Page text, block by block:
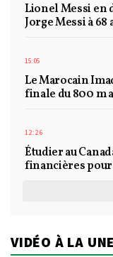
Lionel Messi en
Jorge Messi à 68
15:05
Le Marocain
finale du 800 m
12:26
Étudier au
financières
VIDÉO À LA UNE